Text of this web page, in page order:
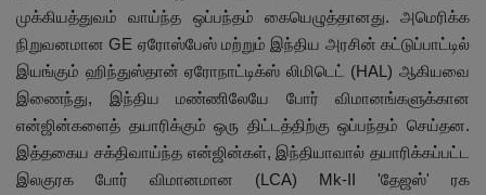
முக்கியத்துவம் வாய்ந்த ஒப்பந்தம் கையெழுத்தானது. அமெரிக்க
நிறுவனமான GE ஏரோஸ்பேஸ் மற்றும் இந்திய அரசின் கட்டுப்பாட்டில்
இயங்கும் ஹிந்துஸ்தான் ஏரோநாட்டிக்ஸ் லிமிடெட் (HAL) ஆகியவை
இணைந்து, இந்திய மண்ணிலேயே போர் விமானங்களுக்கான
என்ஜின்களைத் தயாரிக்கும் ஒரு திட்டத்திற்கு ஒப்பந்தம் செய்தன.
இத்தகைய சக்திவாய்ந்த என்ஜின்கள், இந்தியாவால் தயாரிக்கப்பட்ட
இலகுரக போர் விமானமான (LCA) Mk-II 'தேஜஸ்' ரக